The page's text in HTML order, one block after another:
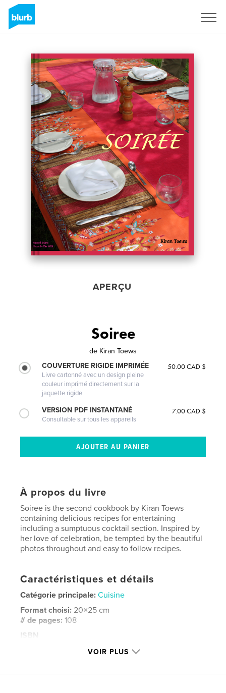
APERÇU
Soiree
de Kiran Toews
COUVERTURE RIGIDE IMPRIMÉE
Livre cartonné avec un design pleine
couleur imprimé directement sur la
jaquette rigide
50.00 CAD $
VERSION PDF INSTANTANÉ
Consultable sur tous les appareils
7.00 CAD $
À propos du livre
Soiree is the second cookbook by Kiran Toews
containing delicious recipes for entertaining
including a sumptuous cocktail section. Inspired by
her love of celebration, be tempted by the beautiful
photos throughout and easy to follow recipes.
Caractéristiques et détails
Catégorie principale: Cuisine
Format choisi: 20×25 cm
# de pages:108
ISBN
VOIR PLUS